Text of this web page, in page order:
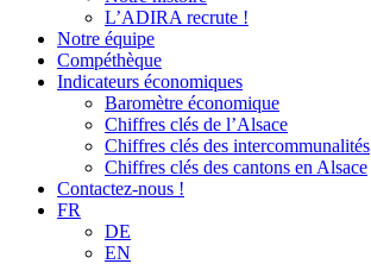
L’ADIRA recrute !
Notre équipe
Compéthèque
Indicateurs économiques
Baromètre économique
Chiffres clés de l’Alsace
Chiffres clés des intercommunalités
Chiffres clés des cantons en Alsace
Contactez-nous !
FR
DE
EN